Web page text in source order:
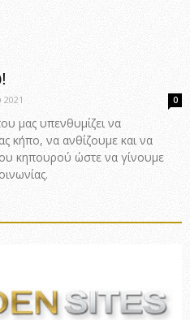
2021 0
μας υπενθυμίζει να
κήπο, να ανθίζουμε και να
κηπουρού ώστε να γίνουμε